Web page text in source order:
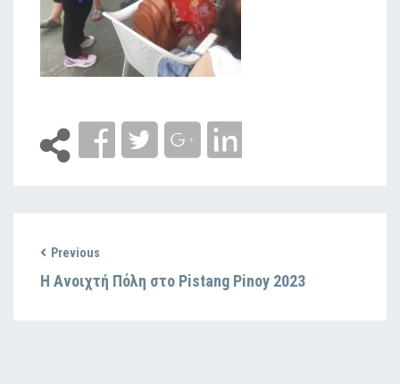
Previous
Η Ανοιχτή Πόλη στο Pistang Pinoy 2023